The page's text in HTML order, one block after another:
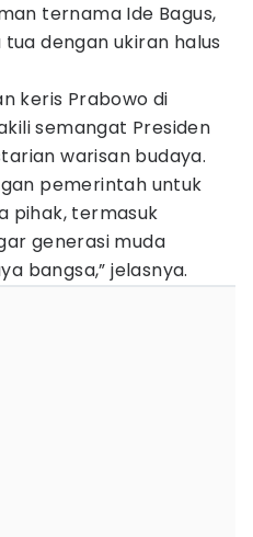
ternama Ide Bagus,
dengan ukiran halus
keris Prabowo di
semangat Presiden
warisan budaya.
pemerintah untuk
pihak, termasuk
generasi muda
bangsa,” jelasnya.